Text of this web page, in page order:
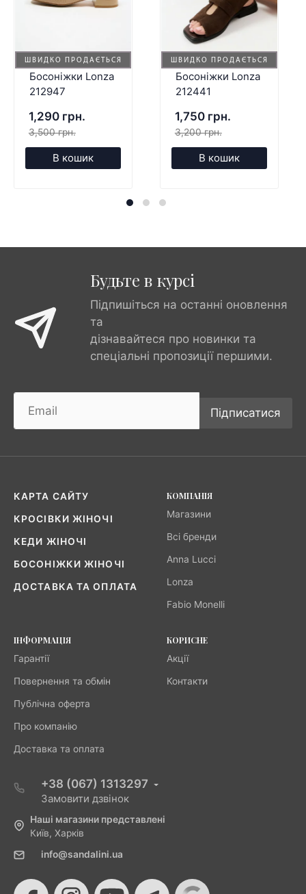
ШВИДКО ПРОДАЄТЬСЯ
Босоніжки Lonza
212947
1,290 грн.
3,500 грн.
В кошик
ШВИДКО ПРОДАЄТЬСЯ
Босоніжки Lonza
212441
1,750 грн.
3,200 грн.
В кошик
Будьте в курсі
Підпишіться на останні оновлення
та
дізнавайтеся про новинки та
спеціальні пропозиції першими.
Підписатися
КАРТА САЙТУ
КРОСІВКИ ЖІНОЧІ
КЕДИ ЖІНОЧІ
БОСОНІЖКИ ЖІНОЧІ
ДОСТАВКА ТА ОПЛАТА
КОМПАНІЯ
Магазини
Всі бренди
Anna Lucci
Lonza
Fabio Monelli
ІНФОРМАЦІЯ
Гарантії
Повернення та обмін
Публічна оферта
Про компанію
Доставка та оплата
КОРИСНЕ
Акції
Контакти
+38 (067) 1313297
Замовити дзвінок
Наші магазини представлені
Київ, Харків
info@sandalini.ua